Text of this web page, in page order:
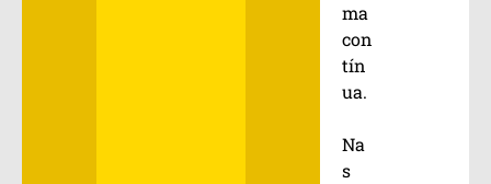
ma
con
tín
ua.
Na
s